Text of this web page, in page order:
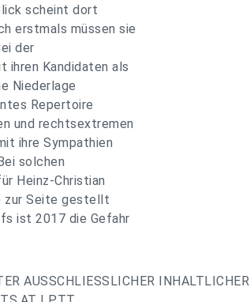
scheint dort
erstmals müssen sie
der
ihren Kandidaten als
Niederlage
Repertoire
und rechtsextremen
ihre Sympathien
solchen
Heinz-Christian
zur Seite gestellt
ist 2017 die Gefahr
AUSSCHLIESSLICHER INHALTLICHER